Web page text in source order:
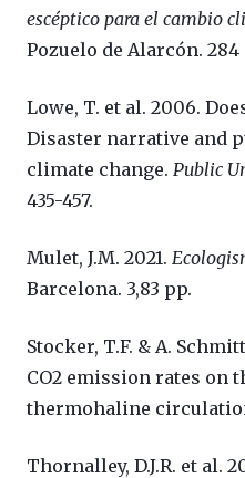
escéptico para el cambio
Pozuelo de Alarcón. 284
Lowe, T. et al. 2006.
Disaster narrative and
climate change. Public
435-457.
Mulet, J.M. 2021.
Barcelona. 3,83 pp.
Stocker, T.F. & A.
CO2 emission rates on
thermohaline
Thornalley, D.J.R. et al.